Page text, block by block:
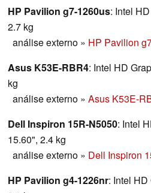
HP Pavilion g7-1260us: Intel
2.7 kg
análise externo » HP Pavilion
Asus K53E-RBR4: Intel HD
kg
análise externo » Asus K53E-
Dell Inspiron 15R-N5050: Intel
15.60", 2.4 kg
análise externo » Dell Inspiron
HP Pavilion g4-1226nr: Intel